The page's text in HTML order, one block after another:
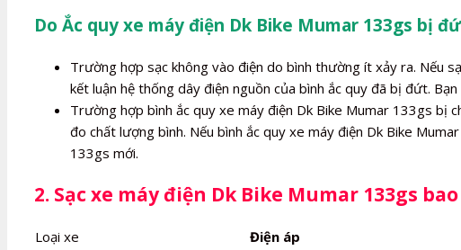
Do Ắc quy xe máy điện Dk Bike Mumar 133gs bị
Trường hợp sạc không vào điện do bình thường ít xảy ra. Nếu
kết luận hệ thống dây điện nguồn của bình ắc quy đã bị đứt.
Trường hợp bình ắc quy xe máy điện Dk Bike Mumar 133gs bị
đo chất lượng bình. Nếu bình ắc quy xe máy điện Dk Bike
133gs mới.
2. Sạc xe máy điện Dk Bike Mumar 133gs
Loại xe Điện áp